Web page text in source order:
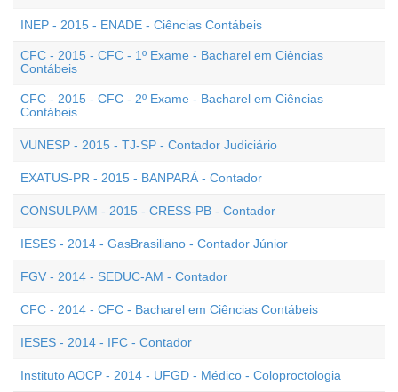
INEP - 2015 - ENADE - Ciências Contábeis
CFC - 2015 - CFC - 1º Exame - Bacharel em Ciências
Contábeis
CFC - 2015 - CFC - 2º Exame - Bacharel em Ciências
Contábeis
VUNESP - 2015 - TJ-SP - Contador Judiciário
EXATUS-PR - 2015 - BANPARÁ - Contador
CONSULPAM - 2015 - CRESS-PB - Contador
IESES - 2014 - GasBrasiliano - Contador Júnior
FGV - 2014 - SEDUC-AM - Contador
CFC - 2014 - CFC - Bacharel em Ciências Contábeis
IESES - 2014 - IFC - Contador
Instituto AOCP - 2014 - UFGD - Médico - Coloproctologia